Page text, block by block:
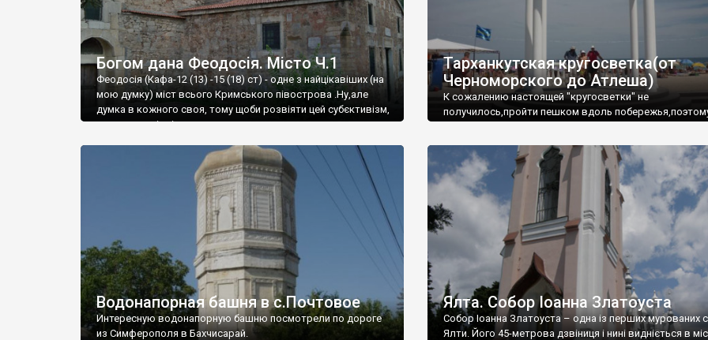
Богом дана Феодосія. Місто Ч.1
Феодосія (Кафа-12 (13) -15 (18) ст) - одне з найцікавіших (на
мою думку) міст всього Кримського півострова .Ну,але
думка в кожного своя, тому щоби розвіяти цей субєктивізм,
запрошую відвідати це
Тарханкутская кругосветка(от
Черноморского до Атлеша)
К сожалению настоящей "кругосветки" не
получилось,пройти пешком вдоль
Водонапорная башня в с.Почтовое
Интересную водонапорную башню посмотрели по дороге
из Симферополя в Бахчисарай.
Ялта. Собор Іоанна Златоуста
Собор Іоанна Златоуста – одна із перших мурованих
Ялти. Його 45-метрова дзвіниця і нині видніється в